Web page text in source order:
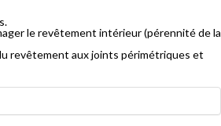
le revêtement intérieur (pérennité de la
revêtement aux joints périmétriques et